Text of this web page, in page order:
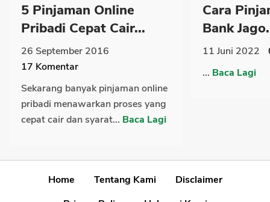
5 Pinjaman Online
Pribadi Cepat Cair...
26 September 2016
17 Komentar
Sekarang banyak pinjaman online
pribadi menawarkan proses yang
cepat cair dan syarat... Baca Lagi
Cara
Bank
11 Juni 2022
... Baca Lagi
Home Tentang Kami
Disclaimer